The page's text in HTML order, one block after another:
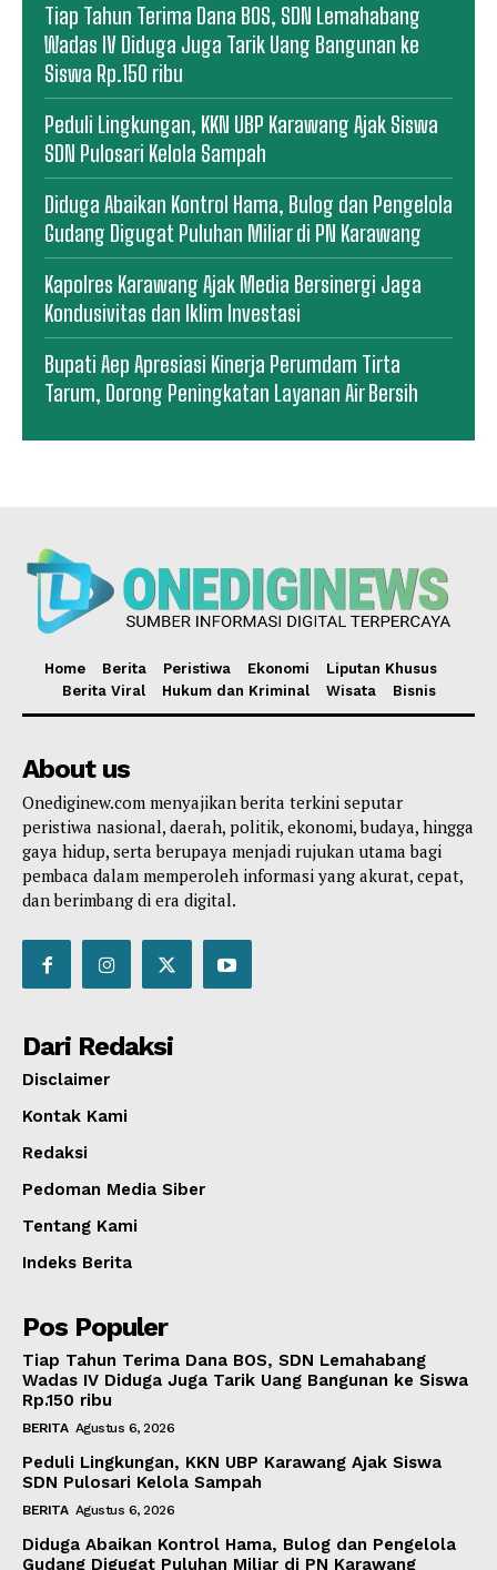
Tiap Tahun Terima Dana BOS, SDN Lemahabang
Wadas IV Diduga Juga Tarik Uang Bangunan ke
Siswa Rp.150 ribu
Peduli Lingkungan, KKN UBP Karawang Ajak Siswa
SDN Pulosari Kelola Sampah
Diduga Abaikan Kontrol Hama, Bulog dan Pengelola
Gudang Digugat Puluhan Miliar di PN Karawang
Kapolres Karawang Ajak Media Bersinergi Jaga
Kondusivitas dan Iklim Investasi
Bupati Aep Apresiasi Kinerja Perumdam Tirta
Tarum, Dorong Peningkatan Layanan Air Bersih
Home Berita Peristiwa Ekonomi
Liputan Khusus
Berita Viral
Hukum dan Kriminal Wisata Bisnis
About us
Onediginew.com menyajikan berita terkini seputar
peristiwa nasional, daerah, politik, ekonomi, budaya, hingga
gaya hidup, serta berupaya menjadi rujukan utama bagi
pembaca dalam memperoleh informasi yang akurat, cepat,
dan berimbang di era digital.
Dari Redaksi
Disclaimer
Kontak Kami
Redaksi
Pedoman Media Siber
Tentang Kami
Indeks Berita
Pos Populer
Tiap Tahun Terima Dana BOS, SDN Lemahabang
Wadas IV Diduga Juga Tarik Uang Bangunan ke Siswa
Rp.150 ribu
BERITA Agustus 6, 2026
Peduli Lingkungan, KKN UBP Karawang Ajak Siswa
SDN Pulosari Kelola Sampah
BERITA Agustus 6, 2026
Diduga Abaikan Kontrol Hama, Bulog dan Pengelola
Gudang Digugat Puluhan Miliar di PN Karawang